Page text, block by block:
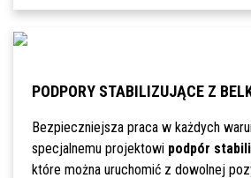
PODPORY STABILIZUJĄCE Z
Bezpieczniejsza praca w każdych
specjalnemu projektowi podpór
które można uruchomić z dowolnej